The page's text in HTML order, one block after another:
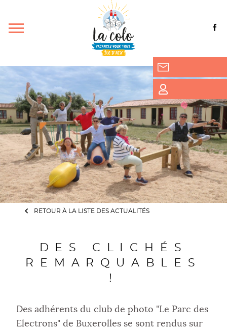
RETOUR À LA LISTE DES ACTUALITÉS
DES CLICHÉS
REMARQUABLES
!
Des adhérents du club de photo "Le Parc des
Electrons" de Buxerolles se sont rendus sur